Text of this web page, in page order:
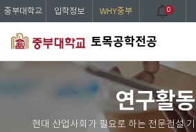
토목공학전공
중부대학교 입학정보 WHY중부 0
연구활동